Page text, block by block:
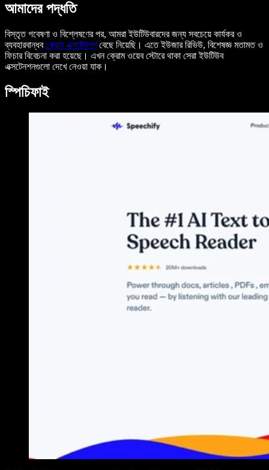
আমাদের পদ্ধতি
বিস্তৃত গবেষণা ও বিশ্লেষণের পর, আমরা ইউটিউবারদের জন্য সবচেয়ে কার্যকর ও
ব্যবহারবান্ধবক্রোম এক্সটেনশনবেছে নিয়েছি। এতে ইউজার রিভিউ, বিশেষজ্ঞ মতামত ও
ফিচার বিবেচনা করা হয়েছে। এখন ক্রোম ওয়েব স্টোরে থাকা সেরা ইউটিউব
এক্সটেনশনগুলো দেখে নেওয়া যাক।
স্পিচিফাই